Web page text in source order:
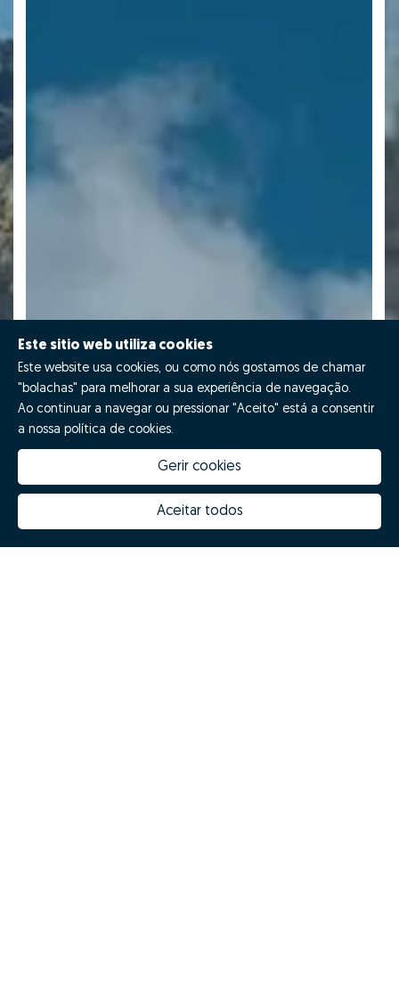
Este sitio web utiliza cookies
Este website usa cookies, ou como nós gostamos de chamar
"bolachas" para melhorar a sua experiência de navegação.
Ao continuar a navegar ou pressionar "Aceito" está a consentir
a nossa política de cookies.
Gerir cookies
Aceitar todos